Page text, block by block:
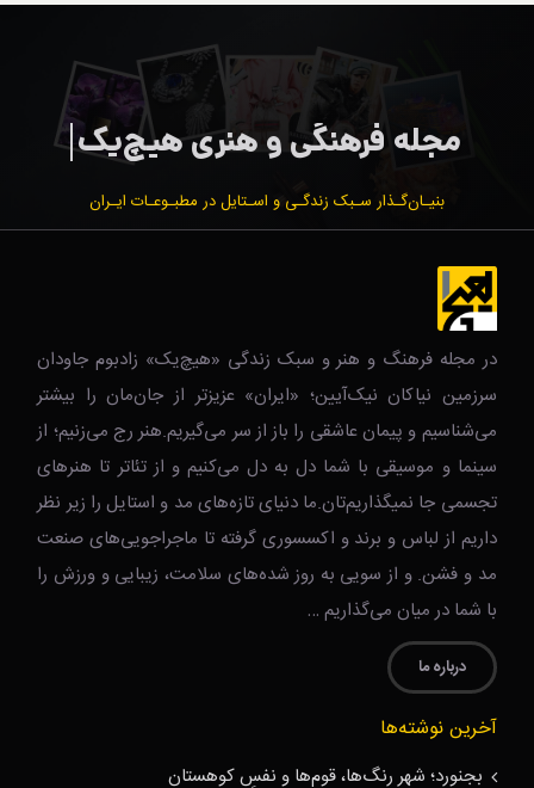
بنیـان‌گـذار سـبک زندگـی و اسـتایل در مطبـوعـات ایـران
در مجله فرهنگ و هنر و سبک زندگی‌ «هیچ‌یک» زادبوم جاودان
سرزمین نیاکان نیک‌‌‌آیین؛ «ایران» عزیزتر از جان‌مان را بیشتر
می‌شناسیم و پیمان عاشقی را باز از سر می‌گیریم.هنر رج می‌زنیم؛ از
سینما و موسیقی با شما دل به دل می‌کنیم و از تئاتر تا هنرهای
تجسمی جا نمیگذاریم‌تان.ما دنیای تازه‌های مد و استایل را زیر نظر
داریم از لباس و برند و اکسسوری گرفته تا ماجراجویی‌های صنعت
مد و فشن. و از سویی به روز شده‌های سلامت، زیبایی و ورزش را
با شما در میان می‌گذاریم …
درباره ما
آخرین نوشته‌ها
بجنورد؛ شهر رنگ‌ها، قوم‌ها و نفسِ کوهستان